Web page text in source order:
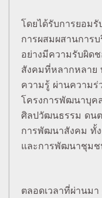
โดยได้รับการยอม
การผสมผสานการ
อย่างมีความรับผิด
สังคมที่หลากหลาย
ความรู้ ผ่านความ
โครงการพัฒนาบุค
ศิลปวัฒนธรรม ดน
การพัฒนาสังคม ทั้
และการพัฒนาชุม
ตลอดเวลาที่ผ่านม